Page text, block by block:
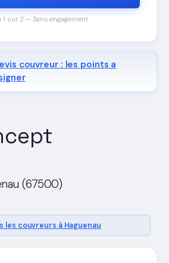
(67500)
les couvreurs à Haguenau
1 sur 2 — Sans engagement
couvreur : les points a